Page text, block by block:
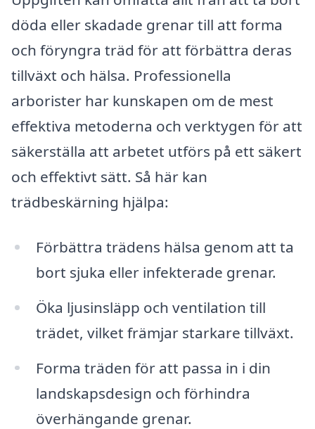
döda eller skadade grenar till att forma
och föryngra träd för att förbättra deras
tillväxt och hälsa. Professionella
arborister har kunskapen om de mest
effektiva metoderna och verktygen för att
säkerställa att arbetet utförs på ett säkert
och effektivt sätt. Så här kan
trädbeskärning hjälpa:
Förbättra trädens hälsa genom att ta
bort sjuka eller infekterade grenar.
Öka ljusinsläpp och ventilation till
trädet, vilket främjar starkare tillväxt.
Forma träden för att passa in i din
landskapsdesign och förhindra
överhängande grenar.